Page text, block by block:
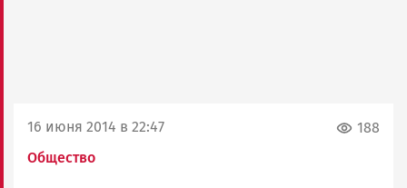
16 июня 2014 в 22:47
Общество
188